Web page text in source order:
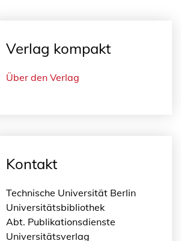
Verlag kompakt
Über den Verlag
Kontakt
Technische Universität Berlin
Universitätsbibliothek
Abt. Publikationsdienste
Universitätsverlag